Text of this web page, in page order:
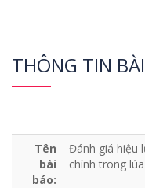
THÔNG TIN
Tên
bài
báo:
Đánh giá hiệu
chính trong